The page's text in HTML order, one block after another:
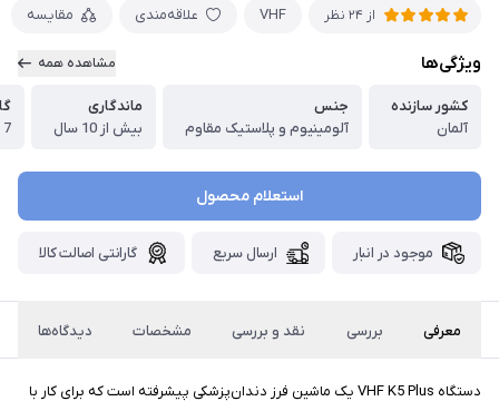
از 24 نظر VHF علاقه‌مندی مقایسه
ویژگی‌ها مشاهده همه
کشور سازنده
آلمان
جنس
آلومینیوم و پلاستیک مقاوم
ماندگاری
بیش از 10 سال
7 روز گارانتی تعویض
استعلام محصول
موجود در انبار ارسال سریع گارانتی اصالت کالا
معرفی بررسی نقد و بررسی مشخصات دیدگاه‌ها
دستگاه VHF K5 Plus یک ماشین فرز دندان‌پزشکی پیشرفته است که برای کار با